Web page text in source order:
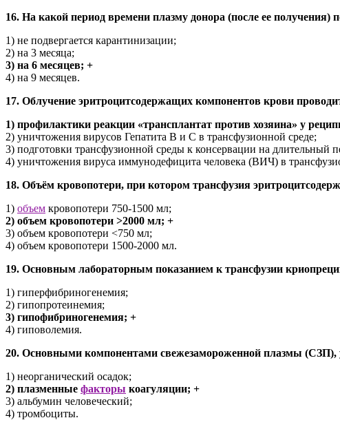
16. На какой период времени плазму донора (после ее
1) не подвергается карантинизации;
2) на 3 месяца;
3) на 6 месяцев; +
4) на 9 месяцев.
17. Облучение эритроцитсодержащих компонентов крови
1) профилактики реакции «трансплантат против хозяина» у
2) уничтожения вирусов Гепатита B и С в трансфузионной среде;
3) подготовки трансфузионной среды к консервации на длительный
4) уничтожения вируса иммунодефицита человека (ВИЧ) в
18. Объём кровопотери, при котором трансфузия
1) объем кровопотери 750-1500 мл;
2) объем кровопотери >2000 мл; +
3) объем кровопотери <750 мл;
4) объем кровопотери 1500-2000 мл.
19. Основным лабораторным показанием к трансфузии
1) гиперфибриногенемия;
2) гипопротеинемия;
3) гипофибриногенемия; +
4) гиповолемия.
20. Основными компонентами свежезамороженной плазмы (СЗП),
1) неорганический осадок;
2) плазменные факторы коагуляции; +
3) альбумин человеческий;
4) тромбоциты.